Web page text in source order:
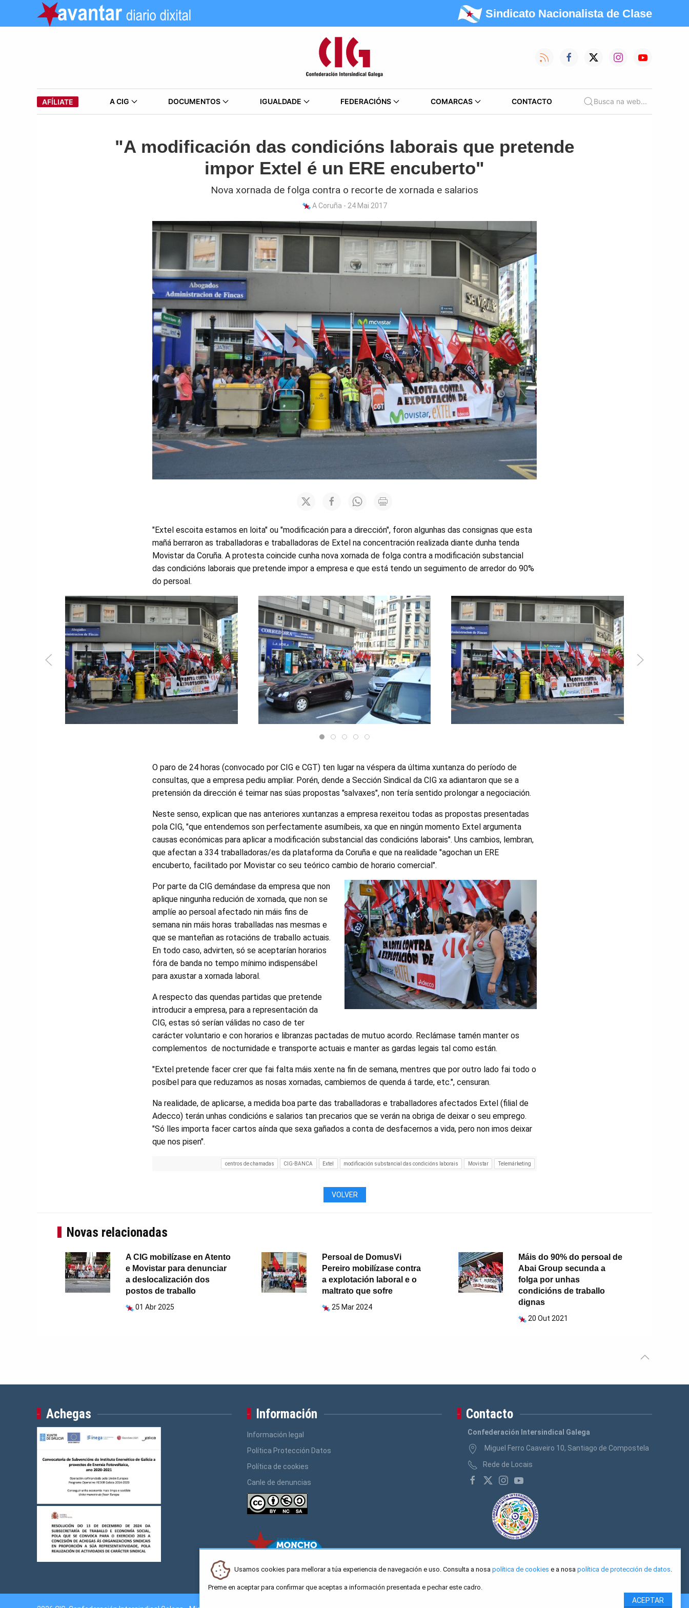
Sindicato Nacionalista de Clase
AFÍLIATE A CIG DOCUMENTOS IGUALDADE FEDERACIÓNS COMARCAS CONTACTO Busca na web...
"A modificación das condicións laborais que pretende
impor Extel é un ERE encuberto"
Nova xornada de folga contra o recorte de xornada e salarios
A Coruña - 24 Mai 2017
"Extel escoita estamos en loita" ou "modificación para a dirección", foron algunhas das consignas que esta
mañá berraron as traballadoras e traballadoras de Extel na concentración realizada diante dunha tenda
Movistar da Coruña. A protesta coincide cunha nova xornada de folga contra a modificación substancial
das condicións laborais que pretende impor a empresa e que está tendo un seguimento de arredor do 90%
do persoal.
O paro de 24 horas (convocado por CIG e CGT) ten lugar na véspera da última xuntanza do período de
consultas, que a empresa pediu ampliar. Porén, dende a Sección Sindical da CIG xa adiantaron que se a
pretensión da dirección é teimar nas súas propostas "salvaxes", non tería sentido prolongar a negociación.
Neste senso, explican que nas anteriores xuntanzas a empresa rexeitou todas as propostas presentadas
pola CIG, "que entendemos son perfectamente asumíbeis, xa que en ningún momento Extel argumenta
causas económicas para aplicar a modificación substancial das condicións laborais". Uns cambios, lembran,
que afectan a 334 traballadoras/es da plataforma da Coruña e que na realidade "agochan un ERE
encuberto, facilitado por Movistar co seu teórico cambio de horario comercial".
Por parte da CIG demándase da empresa que non
aplique ningunha redución de xornada, que non se
amplíe ao persoal afectado nin máis fins de
semana nin máis horas traballadas nas mesmas e
que se manteñan as rotacións de traballo actuais.
En todo caso, advirten, só se aceptarían horarios
fóra de banda no tempo mínimo indispensábel
para axustar a xornada laboral.
A respecto das quendas partidas que pretende
introducir a empresa, para a representación da
CIG, estas só serían válidas no caso de ter
carácter voluntario e con horarios e libranzas pactadas de mutuo acordo. Reclámase tamén manter os
complementos de nocturnidade e transporte actuais e manter as gardas legais tal como están.
"Extel pretende facer crer que fai falta máis xente na fin de semana, mentres que por outro lado fai todo o
posíbel para que reduzamos as nosas xornadas, cambiemos de quenda á tarde, etc.", censuran.
Na realidade, de aplicarse, a medida boa parte das traballadoras e traballadores afectados Extel (filial de
Adecco) terán unhas condicións e salarios tan precarios que se verán na obriga de deixar o seu emprego.
"Só lles importa facer cartos aínda que sexa gañados a conta de desfacernos a vida, pero non imos deixar
que nos pisen".
centros de chamadas CIG-BANCA Extel modificación substancial das condicións laborais Movistar Telemárketing
VOLVER
Novas relacionadas
A CIG mobilízase en Atento
e Movistar para denunciar
a deslocalización dos
postos de traballo
01 Abr 2025
Persoal de DomusVi
Pereiro mobilízase contra
a explotación laboral e o
maltrato que sofre
25 Mar 2024
Máis do 90% do persoal de
Abai Group secunda a
folga por unhas
condicións de traballo
dignas
20 Out 2021
Achegas Información
Información legal
Política Protección Datos
Política de cookies
Canle de denuncias
Contacto
Confederación Intersindical Galega
Miguel Ferro Caaveiro 10, Santiago de Compostela
Rede de Locais
Usamos cookies para mellorar a túa experiencia de navegación e uso. Consulta a nosa política de cookies e a nosa política de protección de datos.
Preme en aceptar para confirmar que aceptas a información presentada e pechar este cadro.
ACEPTAR